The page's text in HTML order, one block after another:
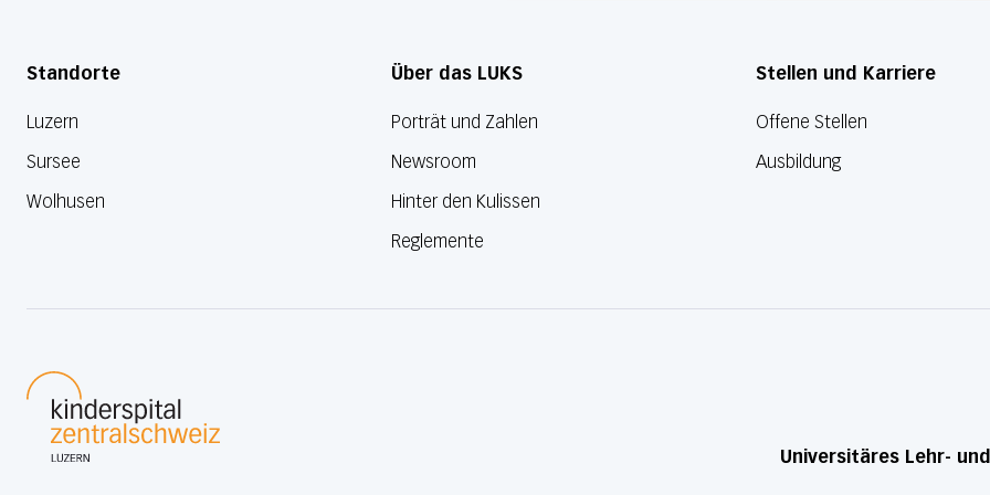
Standorte
Luzern
Sursee
Wolhusen
Über das LUKS
Porträt und Zahlen
Newsroom
Hinter den Kulissen
Reglemente
Stellen und Karriere
Offene Stellen
Ausbildung
Luzerner Kantonsspital
Universitäres Lehr-